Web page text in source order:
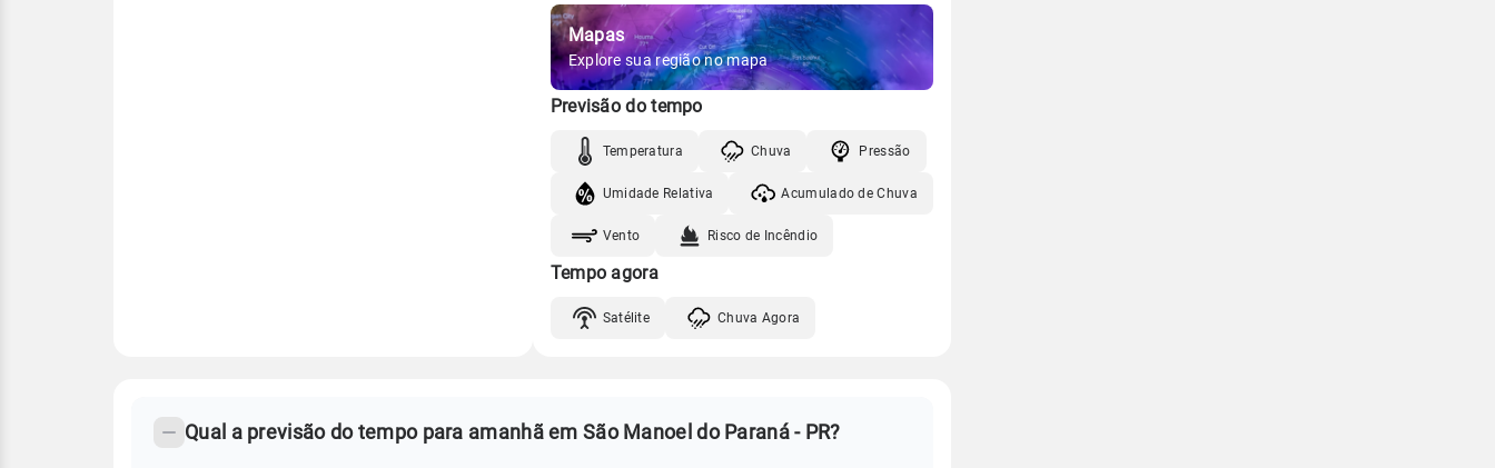
Mapas
Explore sua região no mapa
Previsão do tempo
Temperatura Chuva Pressão
Umidade Relativa Acumulado de Chuva
Vento Risco de Incêndio
Tempo agora
Satélite Chuva Agora
Qual a previsão do tempo para amanhã em São Manoel do Paraná - PR?